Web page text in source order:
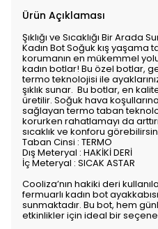
Ürün Açıklaması
Şıklığı ve Sıcaklığı Bir
Kadın Bot Soğuk kış yaşama
korumanın en mükemmel
kadın botlar! Bu özel botlar,
termo teknolojisi ile
şıklık sunar. Bu botlar, en
üretilir. Soğuk hava
sağlayan termo taban
korurken rahatlamayı da
sıcaklık ve konforu
Taban Cinsi : TERMO
Dış Meteryal : HAKİKİ DERİ
İç Meteryal : SICAK ASTAR
Cooliza’nın hakiki deri
fermuarlı kadın bot
sunmaktadır. Bu bot, hem
etkinlikler için ideal bir